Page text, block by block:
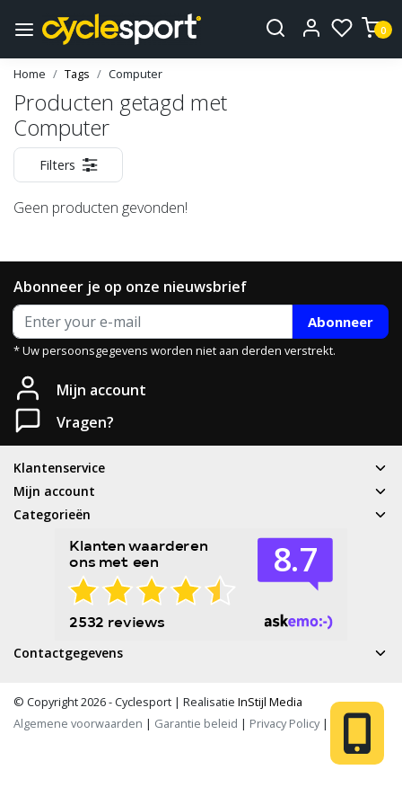
0
Home Tags Computer
Producten getagd met
Computer
Filters
Geen producten gevonden!
Abonneer je op onze nieuwsbrief
Abonneer
* Uw persoonsgegevens worden niet aan derden verstrekt.
Mijn account
Vragen?
Klantenservice
Mijn account
Categorieën
Contactgegevens
© Copyright 2026 - Cyclesport | Realisatie InStijl Media
Algemene voorwaarden | Garantie beleid | Privacy Policy| RSS Feed